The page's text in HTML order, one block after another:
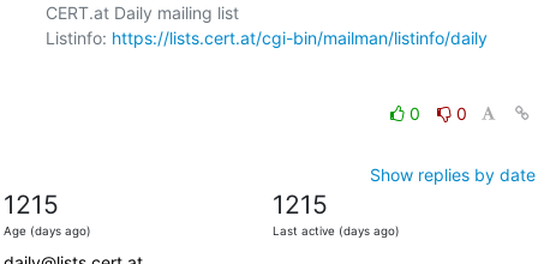
CERT.at Daily mailing list
Listinfo: https://lists.cert.at/cgi-bin/mailman/listinfo/daily
0 0
Show replies by date
1215
Age (days ago)
1215
Last active (days ago)